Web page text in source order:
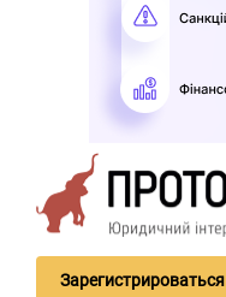
Зарегистрироваться